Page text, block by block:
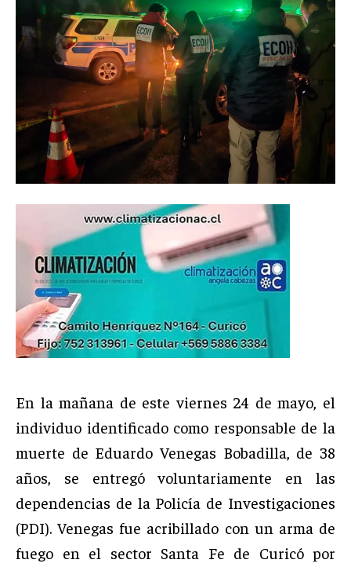
En la mañana de este viernes 24 de mayo, el
individuo identificado como responsable de la
muerte de Eduardo Venegas Bobadilla, de 38
años, se entregó voluntariamente en las
dependencias de la Policía de Investigaciones
(PDI). Venegas fue acribillado con un arma de
fuego en el sector Santa Fe de Curicó por